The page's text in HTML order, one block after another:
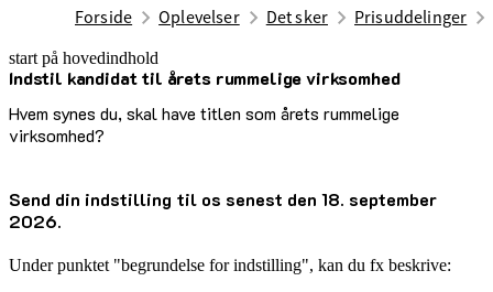
Forside Oplevelser Det sker Prisuddelinger
start på hovedindhold
Indstil kandidat til årets rummelige virksomhed
Hvem synes du, skal have titlen som årets rummelige
virksomhed?
senest opdateret 25. juni 2026
Send din indstilling til os senest den 18. september
2026.
Under punktet "begrundelse for indstilling", kan du fx beskrive: